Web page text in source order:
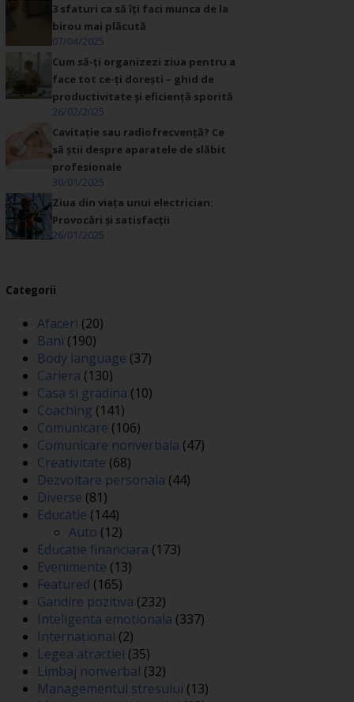
3 sfaturi ca să îți faci munca de la
birou mai plăcută
07/04/2025
Cum să-ți organizezi ziua pentru a
face tot ce-ți dorești – ghid de
productivitate și eficiență sporită
26/02/2025
Cavitație sau radiofrecvență? Ce
să știi despre aparatele de slăbit
profesionale
30/01/2025
Ziua din viața unui electrician:
Provocări și satisfacții
26/01/2025
Categorii
Afaceri (20)
Bani (190)
Body language (37)
Cariera (130)
Casa si gradina (10)
Coaching (141)
Comunicare (106)
Comunicare nonverbala (47)
Creativitate (68)
Dezvoltare personala (44)
Diverse (81)
Educatie (144)
Auto (12)
Educatie financiara (173)
Evenimente (13)
Featured (165)
Gandire pozitiva (232)
Inteligenta emotionala (337)
Internațional (2)
Legea atractiei (35)
Limbaj nonverbal (32)
Managementul stresului (13)